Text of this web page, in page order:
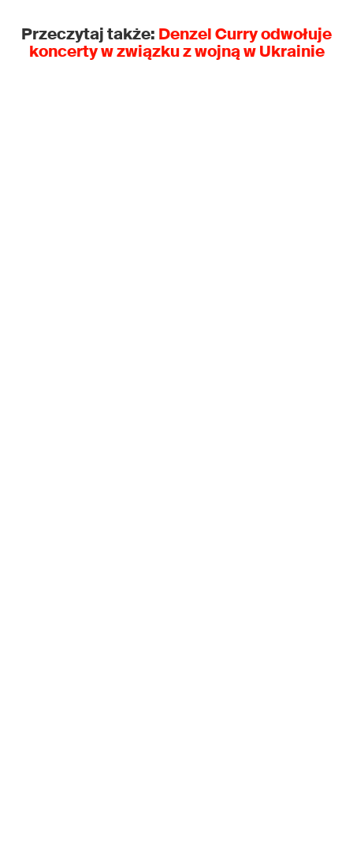
Przeczytaj także: Denzel Curry odwołuje
koncerty w związku z wojną w Ukrainie